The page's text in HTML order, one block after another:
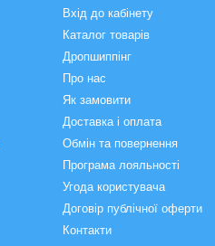
Вхід до кабінету
Каталог товарів
Дропшиппінг
Про нас
Як замовити
Доставка і оплата
Обмін та повернення
Програма лояльності
Угода користувача
Договір публічної оферти
Контакти